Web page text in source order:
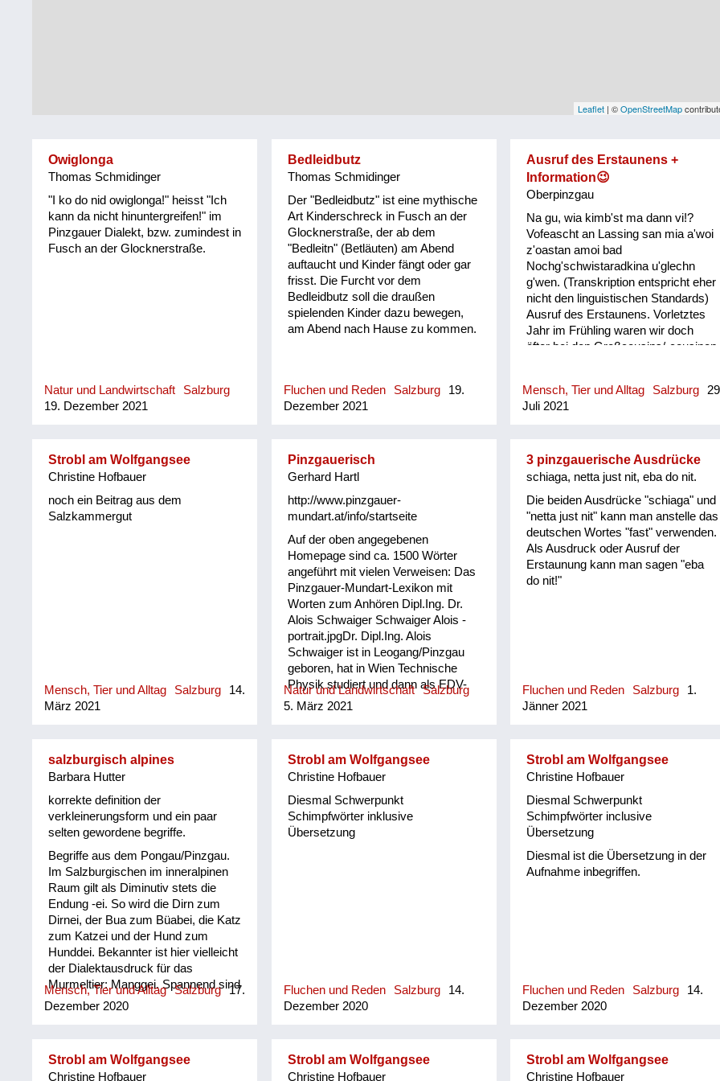
Leaflet | ©OpenStreetMap
Owiglonga
Thomas Schmidinger
"I ko do nid owiglonga!" heisst "Ich
kann da nicht hinuntergreifen!" im
Pinzgauer Dialekt, bzw. zumindest in
Fusch an der Glocknerstraße.
Natur und Landwirtschaft
Salzburg
19. Dezember 2021
Bedleidbutz
Thomas Schmidinger
Der "Bedleidbutz" ist eine mythische
Art Kinderschreck in Fusch an der
Glocknerstraße, der ab dem
"Bedleitn" (Betläuten) am Abend
auftaucht und Kinder fängt oder gar
frisst. Die Furcht vor dem
Bedleidbutz soll die draußen
spielenden Kinder dazu bewegen,
am Abend nach Hause zu kommen.
Fluchen und Reden Salzburg
19.
Dezember 2021
Ausruf des Erstaunens +
Information😉
Oberpinzgau
Na gu, wia kimb'st ma dann vi!?
Vofeascht an Lassing san mia a'woi
z'oastan amoi bad
Nochg'schwistaradkina u'glechn
g'wen. (Transkription entspricht eher
nicht den linguistischen Standards)
Ausruf des Erstaunens. Vorletztes
Jahr im Frühling waren wir doch
öfter bei den Großcousins/-cousinen
sondern, dass man dort zu tun hatte
bzw. die dortige Anwesenheit einen
Mensch, Tier und Alltag Salzburg
Juli 2021
Strobl am Wolfgangsee
Christine Hofbauer
noch ein Beitrag aus dem
Salzkammergut
Mensch, Tier und Alltag Salzburg
14.
März 2021
Pinzgauerisch
Gerhard Hartl
http://www.pinzgauer-
mundart.at/info/startseite
Auf der oben angegebenen
Homepage sind ca. 1500 Wörter
angeführt mit vielen Verweisen: Das
Pinzgauer-Mundart-Lexikon mit
Worten zum Anhören Dipl.Ing. Dr.
Alois Schwaiger Schwaiger Alois -
portrait.jpgDr. Dipl.Ing. Alois
Schwaiger ist in Leogang/Pinzgau
geboren, hat in Wien Technische
Physik studiert und dann als EDV-
Leiter in Industrie und Versicherung
und einer umfassenden Datenbank.
(www.ortsgeschichte-leogang.at).
Die Pinzgauer Mundart ist seine
Muttersprache, denn beide Eltern
stammten aus Maria Alm und in der
dieser Sprache geweckt und dabei
ein Lexikon mit 1500 Worten von
Natur und Landwirtschaft
Salzburg
5. März 2021
3 pinzgauerische Ausdrücke
schiaga, netta just nit, eba do nit.
Die beiden Ausdrücke "schiaga" und
"netta just nit" kann man anstelle das
deutschen Wortes "fast" verwenden.
Als Ausdruck oder Ausruf der
Erstaunung kann man sagen "eba
do nit!"
Fluchen und Reden Salzburg
1.
Jänner 2021
salzburgisch alpines
Barbara Hutter
korrekte definition der
verkleinerungsform und ein paar
selten gewordene begriffe.
Begriffe aus dem Pongau/Pinzgau.
Im Salzburgischen im inneralpinen
Raum gilt als Diminutiv stets die
Endung -ei. So wird die Dirn zum
Dirnei, der Bua zum Büabei, die Katz
zum Katzei und der Hund zum
Hunddei. Bekannter ist hier vielleicht
der Dialektausdruck für das
Murmeltier: Manggei. Spannend sind
auch Sprachrelikte aus alter Zeit, wie
der „Foam“, etwa als Schaum auf
Mensch, Tier und Alltag Salzburg 17.
Dezember 2020
Strobl am Wolfgangsee
Christine Hofbauer
Diesmal Schwerpunkt
Schimpfwörter inklusive
Übersetzung
Fluchen und Reden Salzburg
14.
Dezember 2020
Strobl am Wolfgangsee
Christine Hofbauer
Diesmal Schwerpunkt
Schimpfwörter inclusive
Übersetzung
Diesmal ist die Übersetzung in der
Aufnahme inbegriffen.
Fluchen und Reden Salzburg
14.
Dezember 2020
Strobl am Wolfgangsee
Christine Hofbauer
Strobl am Wolfgangsee
Christine Hofbauer
Strobl am Wolfgangsee
Christine Hofbauer